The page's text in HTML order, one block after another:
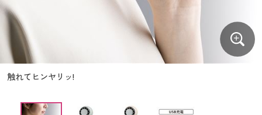
大きいサイズ レディース下着
大きいサイズ メンズ
シークレットセール
商品カテゴリ一覧
カタログ
カタログ・チラシからのご注文
デジタルカタログ
大きいサイズ メンズ
大きいサイズ 事務・制服
カタログ
カタログ・チラシからのご注文
カタログ無料プレゼント
触れてヒンヤリッ!